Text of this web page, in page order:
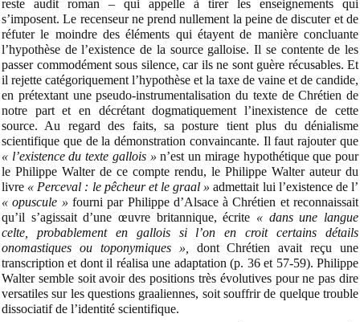
reste audit roman
– qui appelle à tirer les enseignements qui
s’imposent. Le recenseur ne prend nullement la peine de discuter et de
réfuter le moindre des éléments qui étayent de manière concluante
l’hypothèse de l’existence de la source galloise. Il se contente de les
passer commodément sous silence, car ils ne sont guère récusables. Et
il rejette catégoriquement l’hypothèse et la taxe de vaine et de candide,
en prétextant une pseudo-instrumentalisation du texte de Chrétien de
notre part et en décrétant dogmatiquement l’inexistence de cette
source. Au regard des faits, sa posture tient plus du dénialisme
scientifique que de la démonstration convaincante. Il faut rajouter que
« l’existence du texte gallois » n’est un mirage hypothétique que pour
le Philippe Walter de ce compte rendu, le Philippe Walter auteur du
livre « Perceval : le pêcheur et le graal » admettait lui l’existence de l’
« opuscule » fourni par Philippe d’Alsace à Chrétien et reconnaissait
qu’il s’agissait d’une œuvre britannique, écrite « dans une langue
celte, probablement en gallois si l’on en croit certains détails
onomastiques ou toponymiques »,
dont Chrétien avait reçu une
transcription et dont il réalisa une adaptation (p. 36 et 57-59). Philippe
Walter semble soit avoir des positions très évolutives pour ne pas dire
versatiles sur les questions graaliennes, soit souffrir de quelque trouble
dissociatif de l’identité scientifique.